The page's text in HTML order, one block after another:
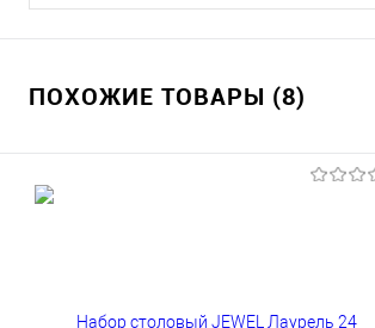
ПОХОЖИЕ ТОВАРЫ (8)